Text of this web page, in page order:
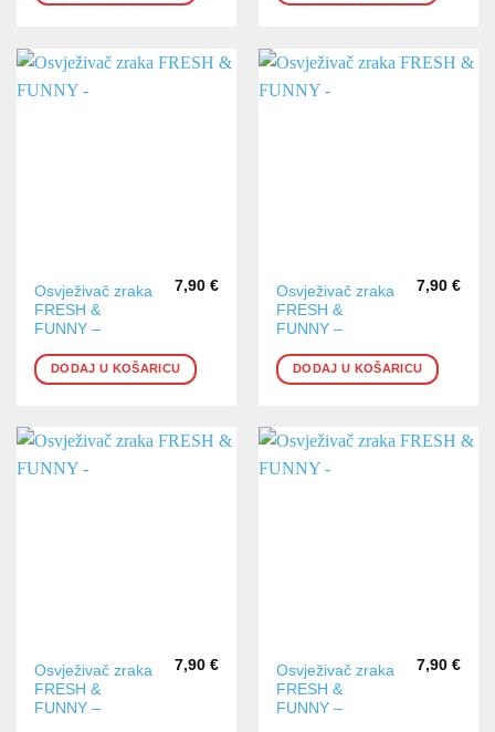
Osvježivač zraka
FRESH &
FUNNY –
7,90 €
DODAJ U KOŠARICU
Osvježivač zraka
FRESH &
FUNNY –
7,90 €
DODAJ U KOŠARICU
Osvježivač zraka
FRESH &
FUNNY –
7,90 €
Osvježivač zraka
FRESH &
FUNNY –
7,90 €